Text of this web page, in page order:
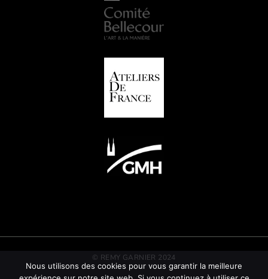
© REMY GARNIER 2024
Nous utilisons des cookies pour vous garantir la meilleure